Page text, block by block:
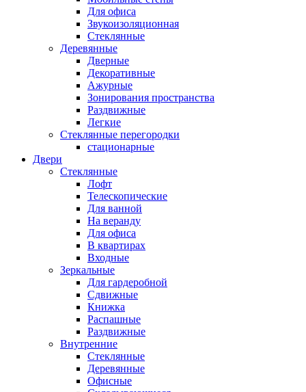
Для офиса
Звукоизоляционная
Стеклянные
Деревянные
Дверные
Декоративные
Ажурные
Зонирования пространства
Раздвижные
Легкие
Стеклянные перегородки
стационарные
Двери
Стеклянные
Лофт
Телескопические
Для ванной
На веранду
Для офиса
В квартирах
Входные
Зеркальные
Для гардеробной
Сдвижные
Книжка
Распашные
Раздвижные
Внутренние
Стеклянные
Деревянные
Офисные